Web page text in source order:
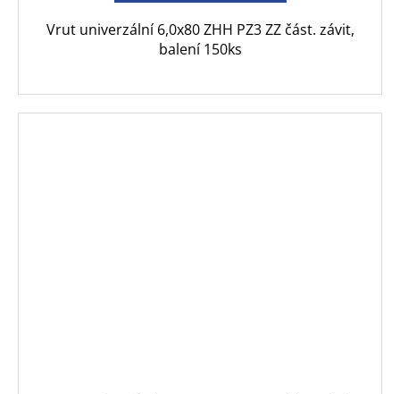
Vrut univerzální 6,0x80 ZHH PZ3 ZZ část. závit,
balení 150ks